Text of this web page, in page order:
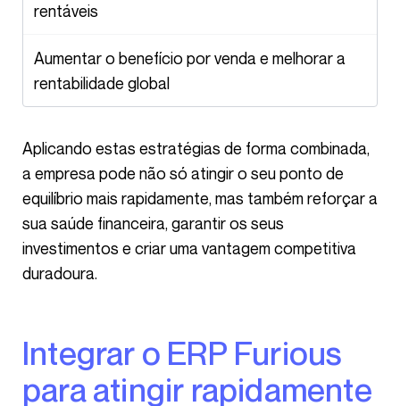
rentáveis
Aumentar o benefício por venda e melhorar a
rentabilidade global
Aplicando estas estratégias de forma combinada,
a empresa pode não só atingir o seu ponto de
equilíbrio mais rapidamente, mas também reforçar a
sua saúde financeira, garantir os seus
investimentos e criar uma vantagem competitiva
duradoura.
Integrar o ERP Furious
para atingir rapidamente